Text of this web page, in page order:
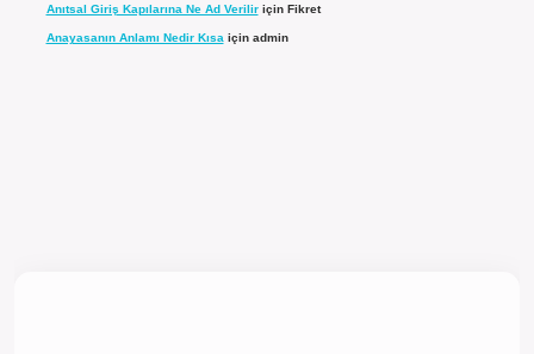
Anıtsal Giriş Kapılarına Ne Ad Veriliriçin Fikret
Anayasanın Anlamı Nedir Kısa için admin